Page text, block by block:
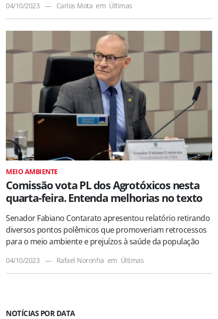
04/10/2023 — Carlos Mota em Últimas
MEIO AMBIENTE
Comissão vota PL dos Agrotóxicos nesta
quarta-feira. Entenda melhorias no texto
Senador Fabiano Contarato apresentou relatório retirando
diversos pontos polêmicos que promoveriam retrocessos
para o meio ambiente e prejuízos à saúde da população
04/10/2023 — Rafael Noronha em Últimas
NOTÍCIAS POR DATA